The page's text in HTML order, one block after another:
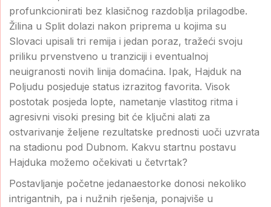
profunkcionirati bez klasičnog razdoblja prilagodbe.
Žilina u Split dolazi nakon priprema u kojima su
Slovaci upisali tri remija i jedan poraz, tražeći svoju
priliku prvenstveno u tranziciji i eventualnoj
neuigranosti novih linija domaćina. Ipak, Hajduk na
Poljudu posjeduje status izrazitog favorita. Visok
postotak posjeda lopte, nametanje vlastitog ritma i
agresivni visoki presing bit će ključni alati za
ostvarivanje željene rezultatske prednosti uoči uzvrata
na stadionu pod Dubnom. Kakvu startnu postavu
Hajduka možemo očekivati u četvrtak?
Postavljanje početne jedanaestorke donosi nekoliko
intrigantnih, pa i nužnih rješenja, ponajviše u